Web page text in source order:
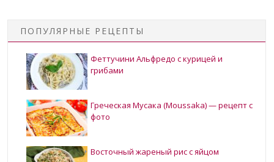
ПОПУЛЯРНЫЕ РЕЦЕПТЫ
Феттучини Альфредо с курицей и
грибами
Греческая Мусака (Moussaka) — рецепт с
фото
Восточный жареный рис с яйцом